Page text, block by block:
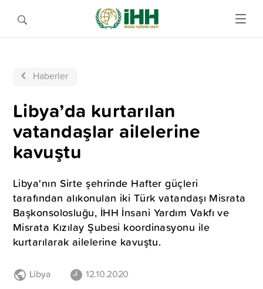
Haberler
Libya’da kurtarılan
vatandaşlar ailelerine
kavuştu
Libya'nın Sirte şehrinde Hafter güçleri
tarafından alıkonulan iki Türk vatandaşı Misrata
Başkonsolosluğu, İHH İnsani Yardım Vakfı ve
Misrata Kızılay Şubesi koordinasyonu ile
kurtarılarak ailelerine kavuştu.
Libya 12.10.2020